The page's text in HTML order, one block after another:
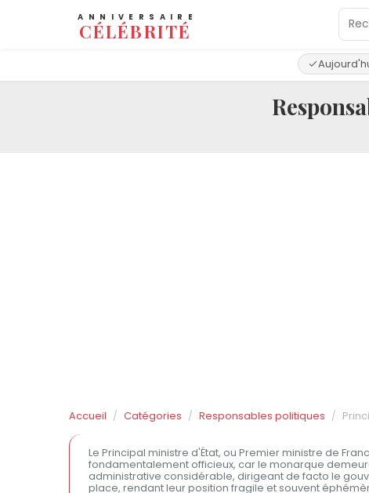
ANNIVERSAIRE
CÉLÉBRITÉ
Accueil Catégories Responsables politiques
Le Principal ministre d'État, ou Premier ministre de
fondamentalement officieux, car le monarque
administrative considérable, dirigeant de facto le
place, rendant leur position fragile et souvent